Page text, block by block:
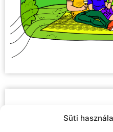
Süti Egri